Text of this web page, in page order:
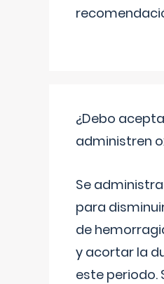
¿Debo
administren
Se
para
de
y acortar la
este periodo.